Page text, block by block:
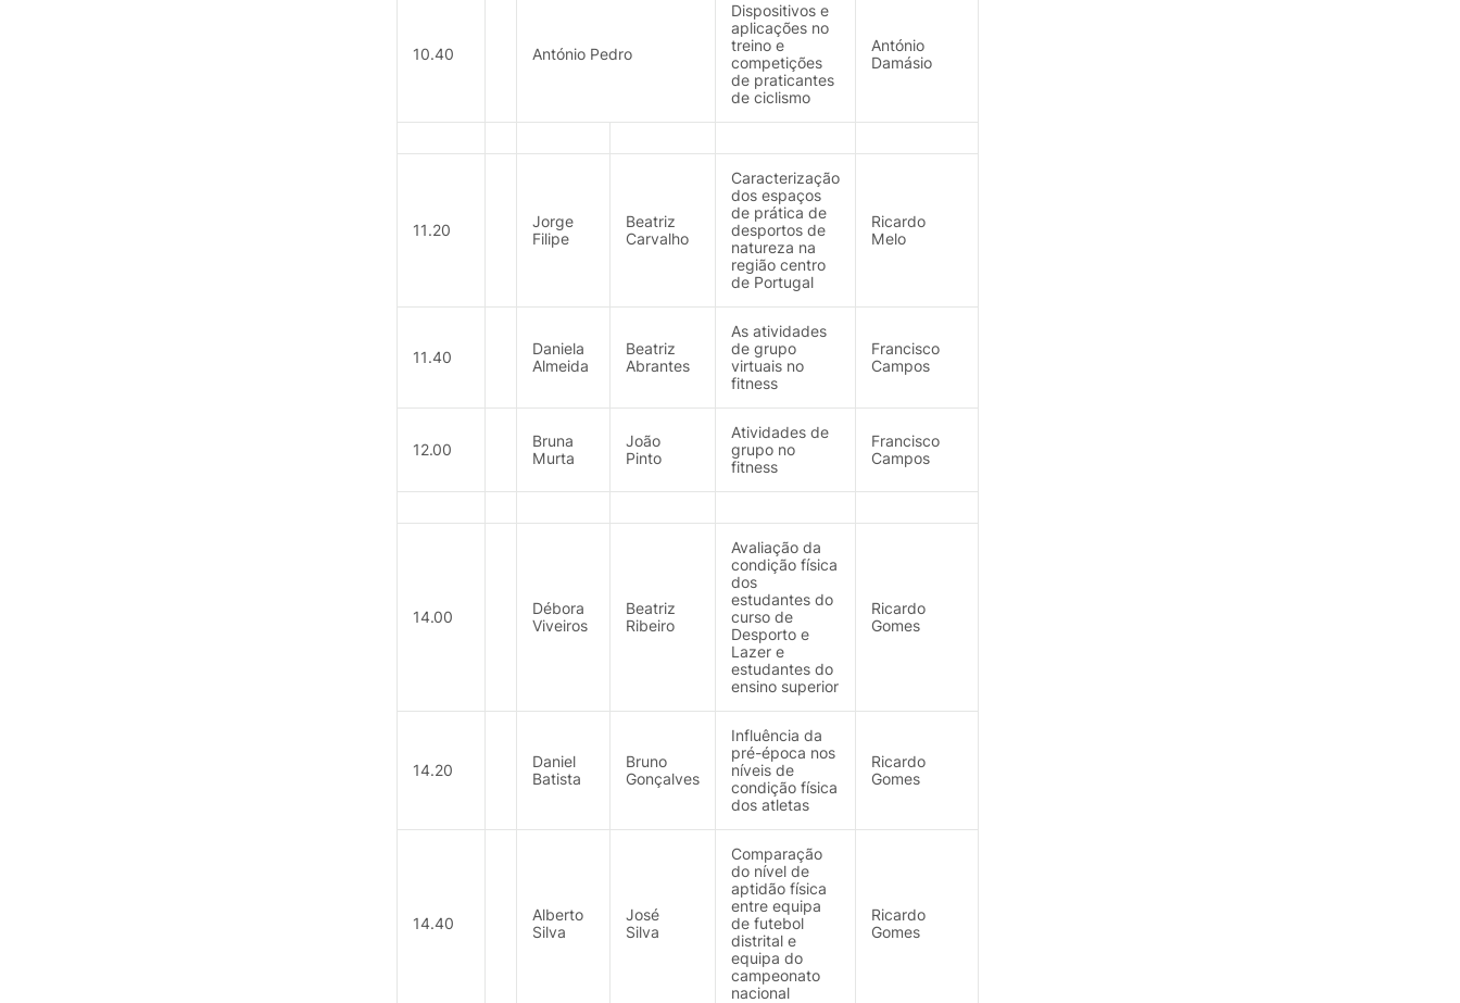
10.40 António Pedro
Dispositivos e
aplicações no
treino e
competições
de praticantes
de ciclismo
António
Damásio
11.20
Jorge
Filipe
Beatriz
Carvalho
Caracterização
dos espaços
de prática de
desportos de
natureza na
região centro
de Portugal
Ricardo
Melo
11.40
Daniela
Almeida
Beatriz
Abrantes
As atividades
de grupo
virtuais no
fitness
Francisco
Campos
12.00
Bruna
Murta
João
Pinto
Atividades de
grupo no
fitness
Francisco
Campos
14.00
Débora
Viveiros
Beatriz
Ribeiro
Avaliação da
condição física
dos
estudantes do
curso de
Desporto e
Lazer e
estudantes do
ensino superior
Ricardo
Gomes
14.20
Daniel
Batista
Bruno
Gonçalves
Influência da
pré-época nos
níveis de
condição física
dos atletas
Ricardo
Gomes
14.40
Alberto
Silva
José
Silva
Comparação
do nível de
aptidão física
entre equipa
de futebol
distrital e
equipa do
campeonato
nacional
Ricardo
Gomes